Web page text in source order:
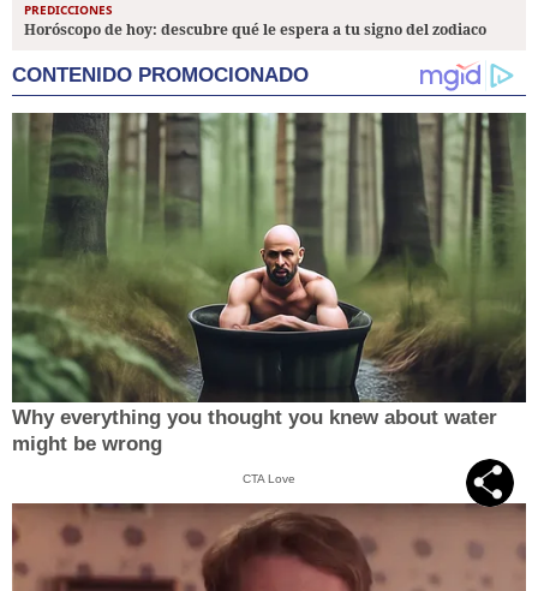
PREDICCIONES
Horóscopo de hoy: descubre qué le espera a tu signo del zodiaco
CONTENIDO PROMOCIONADO
Why everything you thought you knew about water
might be wrong
CTA Love